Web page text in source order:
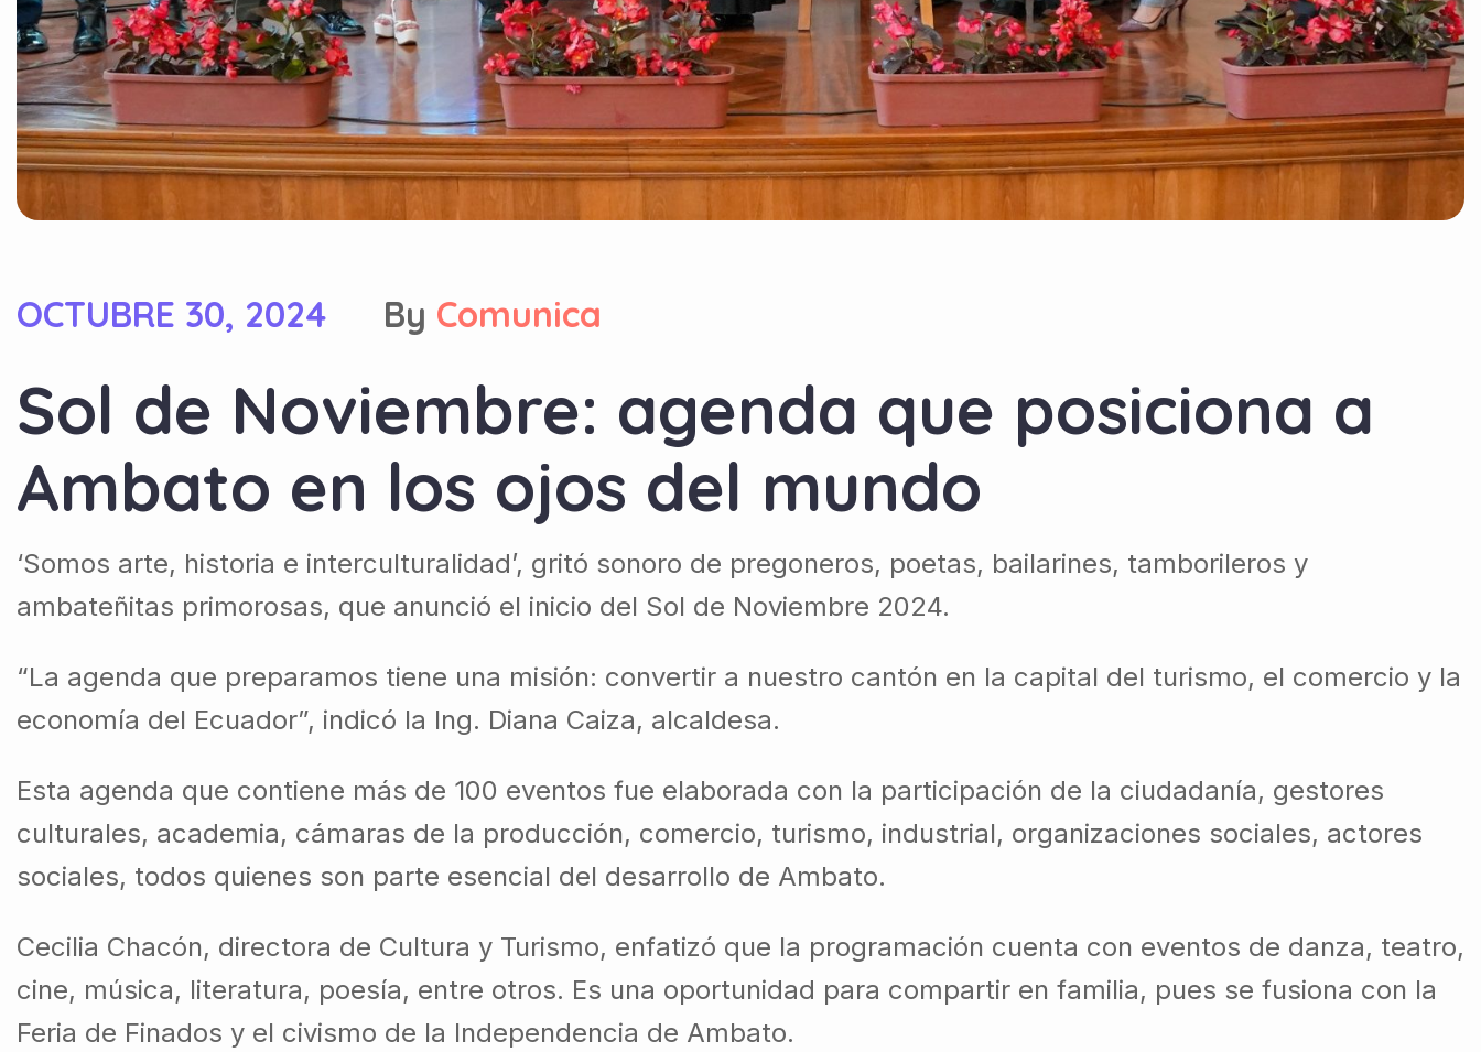
OCTUBRE 30, 2024 By Comunica
Sol de Noviembre: agenda que posiciona a
Ambato en los ojos del mundo
‘Somos arte, historia e interculturalidad’, gritó sonoro de pregoneros, poetas, bailarines, tamborileros y
ambateñitas primorosas, que anunció el inicio del Sol de Noviembre 2024.
“La agenda que preparamos tiene una misión: convertir a nuestro cantón en la capital del turismo, el comercio y la
economía del Ecuador”, indicó la Ing. Diana Caiza, alcaldesa.
Esta agenda que contiene más de 100 eventos fue elaborada con la participación de la ciudadanía, gestores
culturales, academia, cámaras de la producción, comercio, turismo, industrial, organizaciones sociales, actores
sociales, todos quienes son parte esencial del desarrollo de Ambato.
Cecilia Chacón, directora de Cultura y Turismo, enfatizó que la programación cuenta con eventos de danza, teatro,
cine, música, literatura, poesía, entre otros. Es una oportunidad para compartir en familia, pues se fusiona con la
Feria de Finados y el civismo de la Independencia de Ambato.